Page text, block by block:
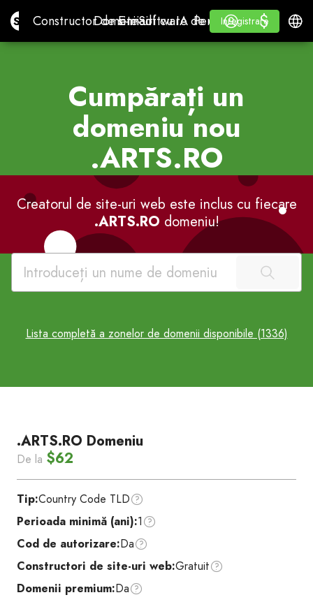
Site.proConstructor de site-uri cu IA
Constructor de site-uri cu IA
Domenii
Domenii
E-mail
E-mailSoftware de contabilitate
Software de contabilitate
Pentru
Pentru distribuitori
WHITE LABEL
Învăța
Învăța
Inregistrare
Inregistrare
Autentificare
$
$
Cumpărați un
domeniu nou
.ARTS.RO
Creatorul de site-uri web este inclus cu fiecare
.ARTS.RO domeniu!
Lista completă a zonelor de domenii disponibile (1336)
.ARTS.RO Domeniu
De la $62
Tip:Country Code TLD
Perioada minimă (ani):1
Cod de autorizare:Da
Constructori de site-uri web:Gratuit
Domenii premium:Da